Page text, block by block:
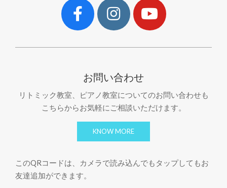
お問い合わせ
リトミック教室、ピアノ教室についてのお問い合わせも
こちらからお気軽にご相談いただけます。
KNOW MORE
このQRコードは、カメラで読み込んでもタップしてもお
友達追加ができます。